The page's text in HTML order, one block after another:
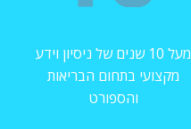
מעל 10 שנים של ניסיון וידע
מקצועי בתחום הבריאות
והספורט